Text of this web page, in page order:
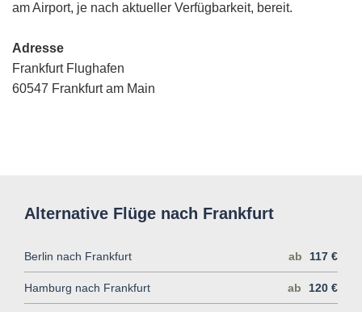
am Airport, je nach aktueller Verfügbarkeit, bereit.
Adresse
Frankfurt Flughafen
60547 Frankfurt am Main
Alternative Flüge nach Frankfurt
Berlin nach Frankfurt ab 117 €
Hamburg nach Frankfurt ab 120 €